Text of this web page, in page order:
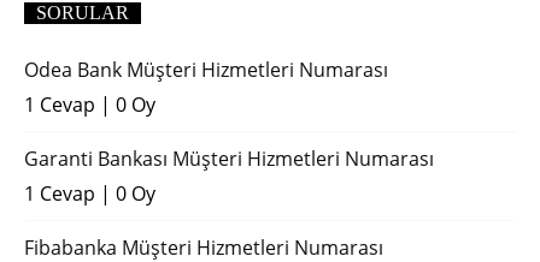
SORULAR
Odea Bank Müşteri Hizmetleri Numarası
1 Cevap | 0 Oy
Garanti Bankası Müşteri Hizmetleri Numarası
1 Cevap | 0 Oy
Fibabanka Müşteri Hizmetleri Numarası